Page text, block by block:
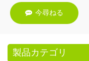
今尋ねる
製品カテゴリ